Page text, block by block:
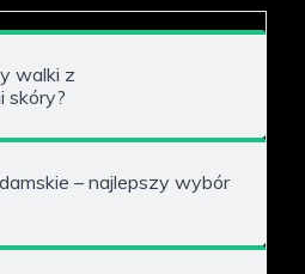
walki z
skóry?
– najlepszy wybór